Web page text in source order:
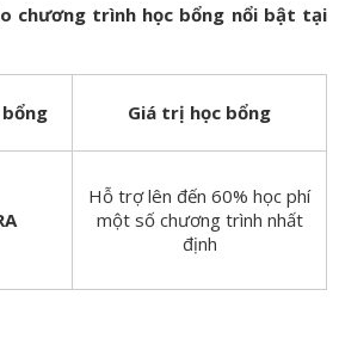
chương trình học bổng nổi bật tại
Giá trị học bổng
Hỗ trợ lên đến 60% học phí
một số chương trình nhất
định